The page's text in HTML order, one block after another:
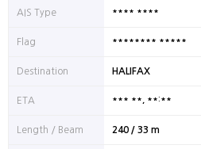
AIS Type **** ****
Flag ******** *****
Destination HALIFAX
ETA *** **, **:**
Length / Beam 240 / 33 m